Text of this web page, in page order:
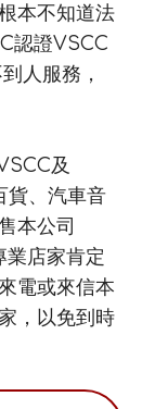
本不知道法
認證VSCC
人服務，
及
貨、汽車音
本公司
業店家肯定
電或來信本
，以免到時